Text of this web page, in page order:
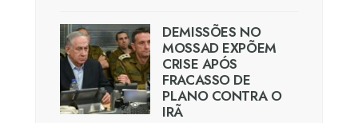
DEMISSÕES NO
MOSSAD EXPÕEM
CRISE APÓS
FRACASSO DE
PLANO CONTRA O
IRÃ